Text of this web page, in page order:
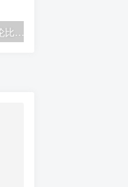
周杰伦 – 七里香MV 无与伦比演唱会台湾版 BonusDVD（DVD/ISO/2.99G）